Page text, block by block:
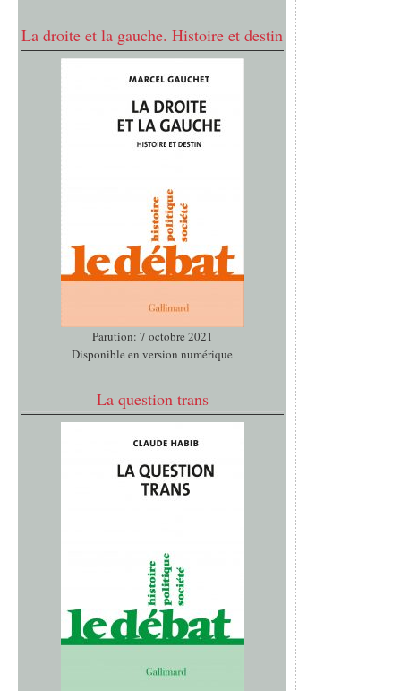
La droite et la gauche. Histoire et destin
Parution: 7 octobre 2021
Disponible en version numérique
La question trans